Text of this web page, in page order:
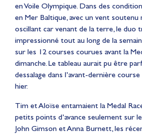
en Voile Olympique. Dans des
en Mer Baltique, avec un vent soutenu
oscillant car venant de la terre, le duo
impressionné tout au long de la
sur les 12 courses courues avant la
dimanche. Le tableau aurait pu être
dessalage dans l’avant-dernière
hier.
Tim et Aloïse entamaient la Medal
petits points d’avance seulement sur
John Gimson et Anna Burnett, les